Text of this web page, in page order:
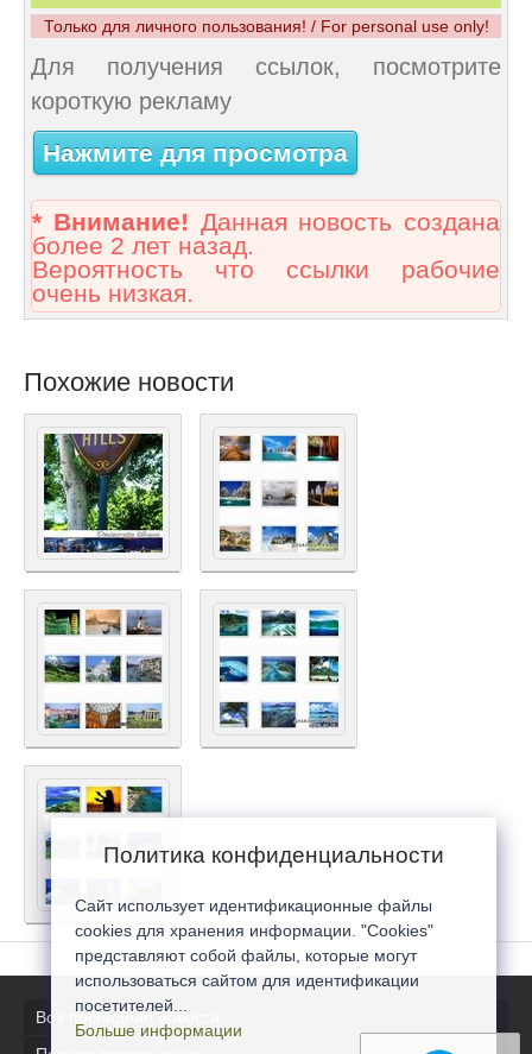
Только для личного пользования! / For personal use only!
Для получения ссылок, посмотрите
короткую рекламу
Нажмите для просмотра
* Внимание! Данная новость создана
более 2 лет назад.
Вероятность что ссылки рабочие
очень низкая.
Похожие новости
Все последние новости
Политика конфиденциальности
Сайт использует идентификационные файлы
cookies для хранения информации. "Cookies"
представляют собой файлы, которые могут
использоваться сайтом для идентификации
посетителей...
Больше информации